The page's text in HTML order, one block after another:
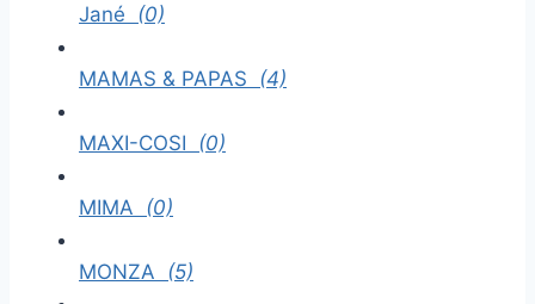
Jané (0)
MAMAS & PAPAS (4)
MAXI-COSI (0)
MIMA (0)
MONZA (5)